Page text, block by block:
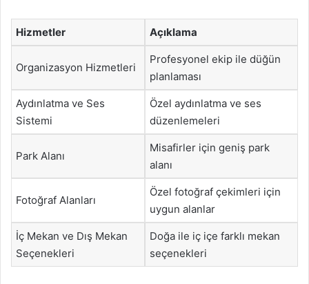
Hizmetler Açıklama
Organizasyon Hizmetleri
Profesyonel ekip ile düğün
planlaması
Aydınlatma ve Ses
Sistemi
Özel aydınlatma ve ses
düzenlemeleri
Park Alanı
Misafirler için geniş park
alanı
Fotoğraf Alanları
Özel fotoğraf çekimleri için
uygun alanlar
İç Mekan ve Dış Mekan
Seçenekleri
Doğa ile iç içe farklı mekan
seçenekleri